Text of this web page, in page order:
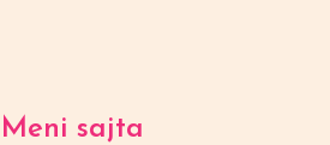
Meni sajta